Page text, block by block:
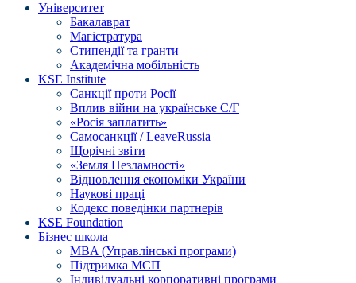
Університет
Бакалаврат
Магістратура
Стипендії та гранти
Академічна мобільність
KSE Institute
Санкції проти Росії
Вплив війни на українське С/Г
«Росія заплатить»
Самосанкції / LeaveRussia
Щорічні звіти
«Земля Незламності»
Відновлення економіки України
Наукові праці
Кодекс поведінки партнерів
KSE Foundation
Бізнес школа
MBA (Управлінські програми)
Підтримка МСП
Індивідуальні корпоративні програми